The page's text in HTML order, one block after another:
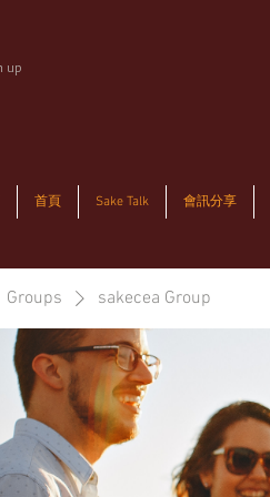
up
首頁 Sake Talk 會訊分享
Groups sakecea Group